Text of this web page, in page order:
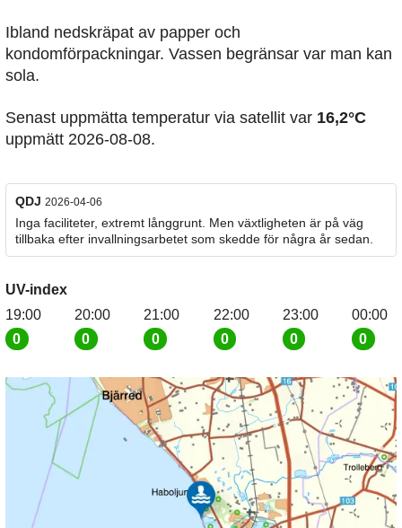
Ibland nedskräpat av papper och
kondomförpackningar. Vassen begränsar var man kan
sola.
Senast uppmätta temperatur via satellit var 16,2°C
uppmätt 2026-08-08.
QDJ 2026-04-06
Inga faciliteter, extremt långgrunt. Men växtligheten är på väg
tillbaka efter invallningsarbetet som skedde för några år sedan.
UV-index
19:00
0
20:00
0
21:00
0
22:00
0
23:00
0
00:00
0